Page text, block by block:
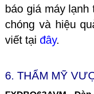
báo giá máy lạnh
chóng và hiệu
viết tại đây.
6. THẨM MỸ